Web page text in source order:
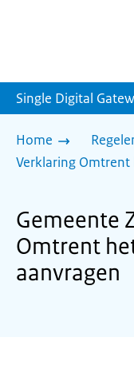
Single Digital
Home
Verklaring Omtrent
Gemeente
Omtrent
aanvragen